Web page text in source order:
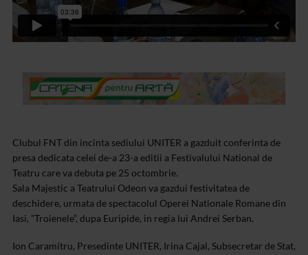
Clubul FNT din incinta sediului UNITER a gazduit conferinta de
presa dedicata celei de-a 23-a editii a Festivalului National de
Teatru care va debuta pe 25 octombrie.
Sala Majestic a Teatrului Odeon va gazdui festivitatea de
deschidere, urmata de spectacolul Operei Nationale Romane din
Iasi, ”Troienele”, dupa Euripide, in regia lui Andrei Serban.
Ion Caramitru, Presedinte UNITER, Irina Cajal, Subsecretar de Stat,